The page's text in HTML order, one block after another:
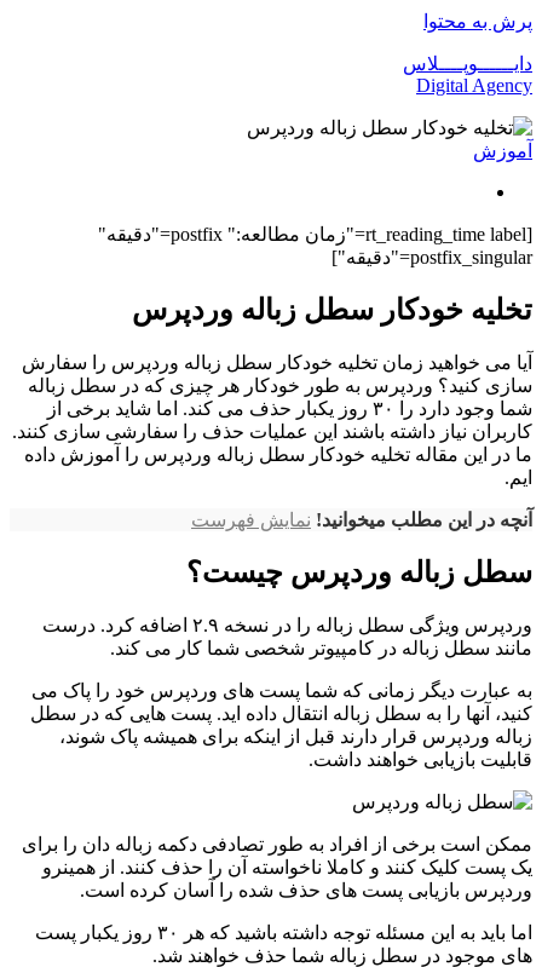
پرش به محتوا
دایــــــوپــــلاس
Digital Agency
آموزش
[rt_reading_time label="زمان مطالعه:" postfix="دقیقه"
postfix_singular="دقیقه"]
تخلیه خودکار سطل زباله وردپرس
آیا می خواهید زمان تخلیه خودکار سطل زباله وردپرس را سفارش
سازی کنید؟ وردپرس به طور خودکار هر چیزی که در سطل زباله
شما وجود دارد را ۳۰ روز یکبار حذف می کند. اما شاید برخی از
کاربران نیاز داشته باشند این عملیات حذف را سفارشی سازی کنند.
ما در این مقاله تخلیه خودکار سطل زباله وردپرس را آموزش داده
ایم.
آنچه در این مطلب میخوانید! نمایش فهرست
سطل زباله وردپرس چیست؟
وردپرس ویژگی سطل زباله را در نسخه ۲.۹ اضافه کرد. درست
مانند سطل زباله در کامپیوتر شخصی شما کار می کند.
به عبارت دیگر زمانی که شما پست های وردپرس خود را پاک می
کنید، آنها را به سطل زباله انتقال داده اید. پست هایی که در سطل
زباله وردپرس قرار دارند قبل از اینکه برای همیشه پاک شوند،
قابلیت بازیابی خواهند داشت.
ممکن است برخی از افراد به طور تصادفی دکمه زباله دان را برای
یک پست کلیک کنند و کاملا ناخواسته آن را حذف کنند. از همینرو
وردپرس بازیابی پست های حذف شده را آسان کرده است.
اما باید به این مسئله توجه داشته باشید که هر ۳۰ روز یکبار پست
های موجود در سطل زباله شما حذف خواهند شد.